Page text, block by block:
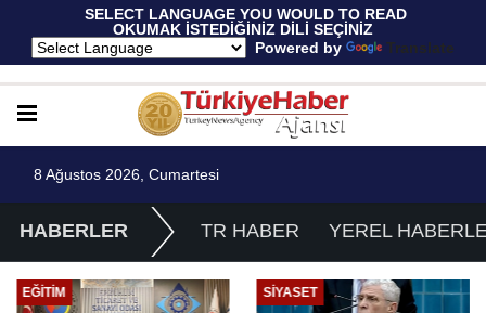
SELECT LANGUAGE YOU WOULD TO READ
OKUMAK İSTEDİĞİNİZ DİLİ SEÇİNİZ
Powered by
Translate
8 Ağustos 2026, Cumartesi
HABERLER TR HABER YEREL
SIYASET GÜNCEL